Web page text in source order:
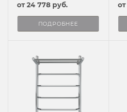
от24 778 руб.
ПОДРОБНЕЕ
от